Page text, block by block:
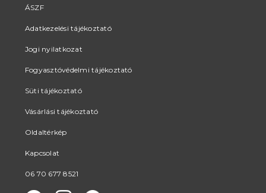
ÁSZF
Adatkezelési tájékoztató
Jogi nyilatkozat
Fogyasztóvédelmi tájékoztató
Süti tájékoztató
Vásárlási tájékoztató
Oldaltérkép
Kapcsolat
06 70 677 8521